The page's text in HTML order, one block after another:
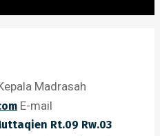
Madrasah
E-mail
Rt.09 Rw.03